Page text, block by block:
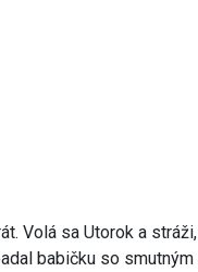
Volá sa Utorok a
babičku so